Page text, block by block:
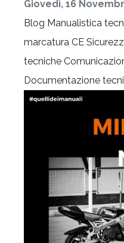
Giovedì, 16
Blog Manualistica
marcatura CE
tecniche
Documentazione